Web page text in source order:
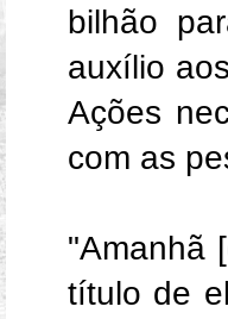
bilhão
auxílio
Ações
com as
"Amanhã
título de